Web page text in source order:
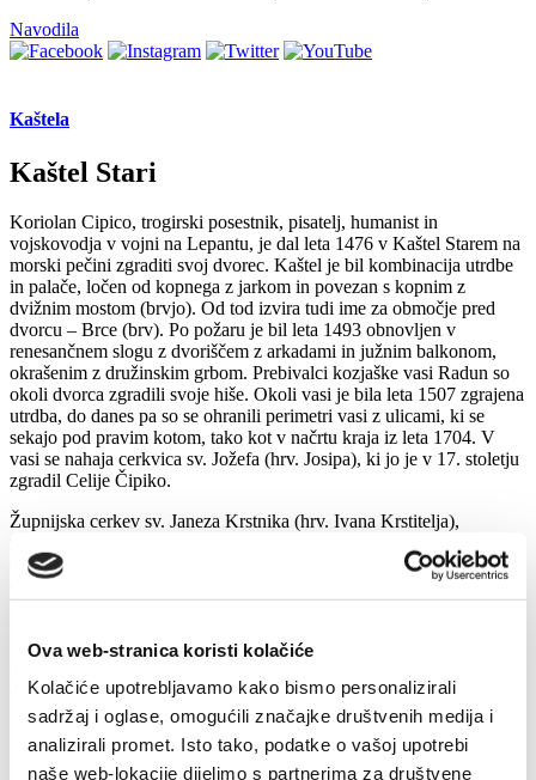
Ova web-stranica koristi kolačiće
Kolačiće upotrebljavamo kako bismo personalizirali
sadržaj i oglase, omogućili značajke društvenih medija i
analizirali promet. Isto tako, podatke o vašoj upotrebi
naše web-lokacije dijelimo s partnerima za društvene
Navodila
Kaštela
Kaštel Stari
Koriolan Cipico, trogirski posestnik, pisatelj, humanist in
vojskovodja v vojni na Lepantu, je dal leta 1476 v Kaštel Starem na
morski pečini zgraditi svoj dvorec. Kaštel je bil kombinacija utrdbe
in palače, ločen od kopnega z jarkom in povezan s kopnim z
dvižnim mostom (brvjo). Od tod izvira tudi ime za območje pred
dvorcu – Brce (brv). Po požaru je bil leta 1493 obnovljen v
renesančnem slogu z dvoriščem z arkadami in južnim balkonom,
okrašenim z družinskim grbom. Prebivalci kozjaške vasi Radun so
okoli dvorca zgradili svoje hiše. Okoli vasi je bila leta 1507 zgrajena
utrdba, do danes pa so se ohranili perimetri vasi z ulicami, ki se
sekajo pod pravim kotom, tako kot v načrtu kraja iz leta 1704. V
vasi se nahaja cerkvica sv. Jožefa (hrv. Josipa), ki jo je v 17. stoletju
zgradil Celije Čipiko.
Župnijska cerkev sv. Janeza Krstnika (hrv. Ivana Krstitelja),
obnovljena leta 1714. Notranjost je okrašena s petimi marmornimi
oltarji in petimi oltarnimi nastavki. V njej se hrani čudežna ikona iz
16. stoletja – Gospa od Milosti, telo sv. Felicija, zavetnika vasi.
Zahodno od cerkve stoji palača družine Celio Cega, zgrajena v 16.
dvorca Andreis.
Posebnost nove župnijske cerkve je trajanje njene gradnje, ki je
trajala od leta 1871 do leta 1970.